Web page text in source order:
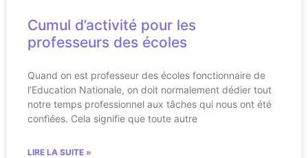
Cumul d’activité pour les
professeurs des écoles
Quand on est professeur des écoles fonctionnaire de
l’Education Nationale, on doit normalement dédier tout
notre temps professionnel aux tâches qui nous ont été
confiées. Cela signifie que toute autre
LIRE LA SUITE »